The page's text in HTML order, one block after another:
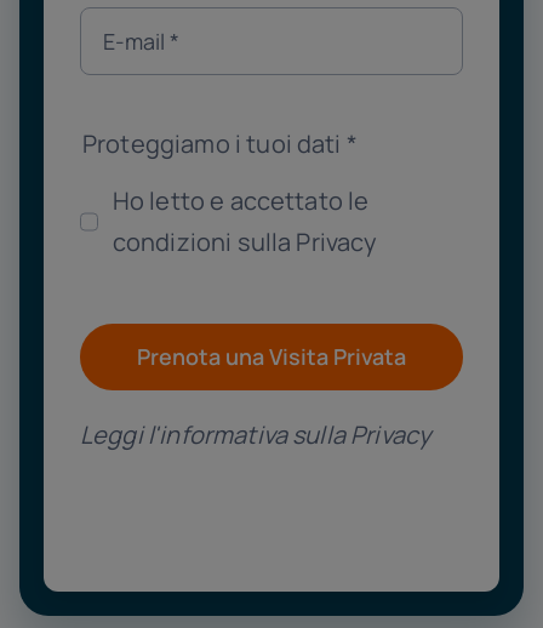
Proteggiamo i tuoi dati *
Ho letto e accettato le
condizioni sulla Privacy
Prenota una Visita Privata
Leggi l'informativa sulla Privacy